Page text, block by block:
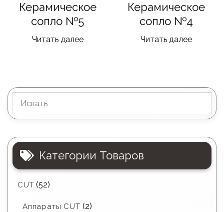
Керамическое
сопло №5
Читать далее
Керамическое
сопло №4
Читать далее
Категории Товаров
CUT (52)
Аппараты CUT (2)